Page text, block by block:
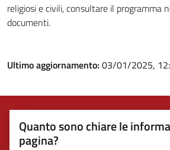
religiosi e civili, consultare il programma
documenti.
Ultimo aggiornamento: 03/01/2025,
Quanto sono chiare le
pagina?